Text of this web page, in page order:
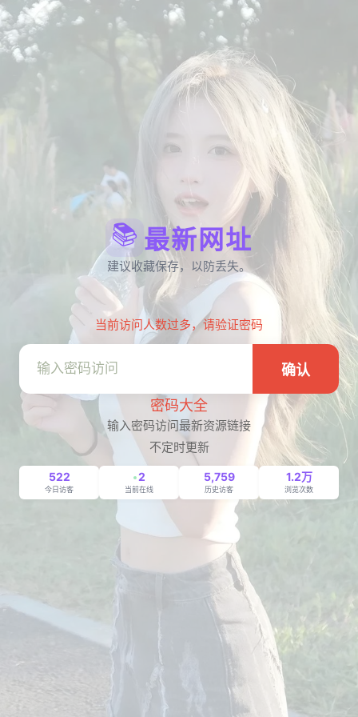
📚 最新网址
建议收藏保存，以防丢失。
当前访问人数过多，请验证密码
确认
密码大全
输入密码访问最新资源链接
不定时更新
522
今日访客
2
当前在线
5,759
历史访客
1.2万
浏览次数